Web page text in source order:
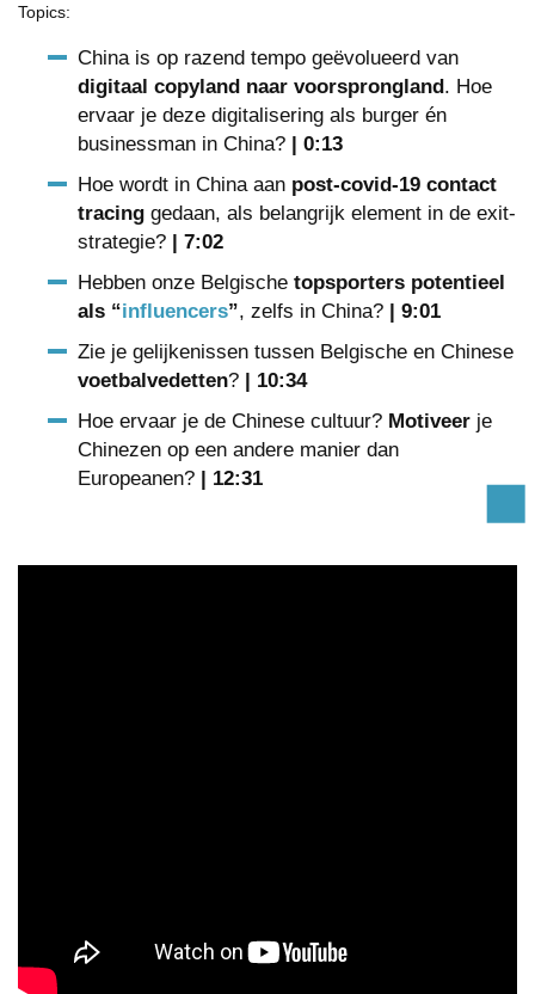
Topics:
China is op razend tempo geëvolueerd van
digitaal copyland naar voorsprongland. Hoe
ervaar je deze digitalisering als burger én
businessman in China? | 0:13
Hoe wordt in China aan post-covid-19 contact
tracing gedaan, als belangrijk element in de exit-
strategie? | 7:02
Hebben onze Belgische topsporters potentieel
als “influencers”, zelfs in China? | 9:01
Zie je gelijkenissen tussen Belgische en Chinese
voetbalvedetten? | 10:34
Hoe ervaar je de Chinese cultuur? Motiveer je
Chinezen op een andere manier dan
Europeanen? | 12:31